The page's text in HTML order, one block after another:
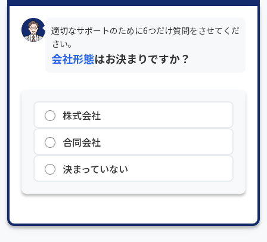
適切なサポートのために6つだけ質問をさせてくだ
さい。
会社形態はお決まりですか？
株式会社
合同会社
決まっていない